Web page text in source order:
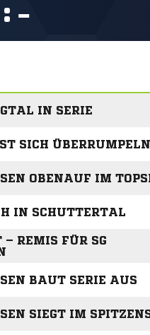
: 
IN SERIE
SICH ÜBERRUMPELN
OBENAUF IM
IN SCHUTTERTAL
REMIS FÜR SG
BAUT SERIE AUS
SIEGT IM